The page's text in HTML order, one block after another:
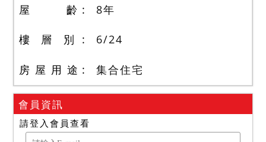
屋 齡 8年
樓 層 別 6/24
房 屋 用 途 集合住宅
會員資訊
請登入會員查看